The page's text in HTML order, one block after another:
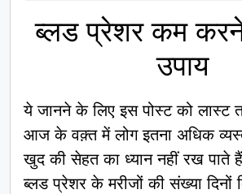
ब्लड प्रेशर कम
उपाय
ये जानने के लिए इस पोस्ट को लास्ट
आज के वक़्त में लोग इतना अधिक
खुद की सेहत का ध्यान नहीं रख पाते
ब्लड प्रेशर के मरीजों की संख्या दिनों